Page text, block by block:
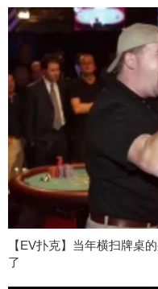
【EV扑克】当年横扫牌桌
了